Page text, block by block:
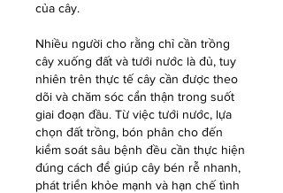
của cây.
Nhiều người cho rằng chỉ cần trồng
cây xuống đất và tưới nước là đủ, tuy
nhiên trên thực tế cây cần được theo
dõi và chăm sóc cẩn thận trong suốt
giai đoạn đầu. Từ việc tưới nước, lựa
chọn đất trồng, bón phân cho đến
kiểm soát sâu bệnh đều cần thực hiện
đúng cách để giúp cây bén rễ nhanh,
phát triển khỏe mạnh và hạn chế tình